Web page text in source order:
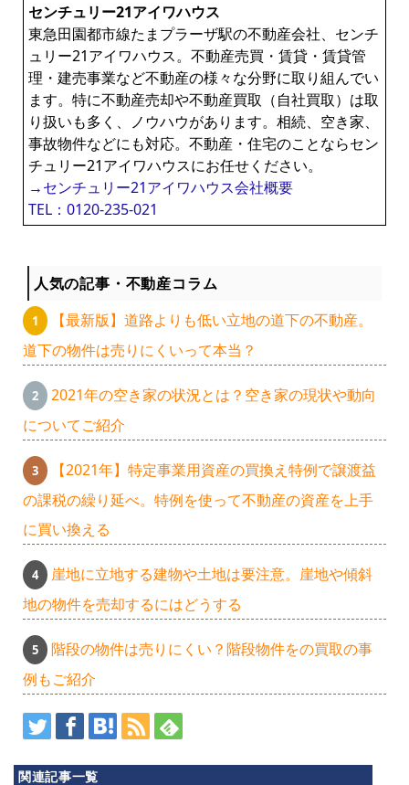
ラ
ミ
ネ
ス
センチュリー21アイワハウス
東急田園都市線たまプラーザ駅の不動産会社、センチ
ュリー21アイワハウス。不動産売買・賃貸・賃貸管
理・建売事業など不動産の様々な分野に取り組んでい
ます。特に不動産売却や不動産買取（自社買取）は取
り扱いも多く、ノウハウがあります。相続、空き家、
事故物件などにも対応。不動産・住宅のことならセン
チュリー21アイワハウスにお任せください。
→センチュリー21アイワハウス会社概要
TEL：0120-235-021
人気の記事・不動産コラム
【最新版】道路よりも低い立地の道下の不動産。
道下の物件は売りにくいって本当？
2021年の空き家の状況とは？空き家の現状や動向
についてご紹介
【2021年】特定事業用資産の買換え特例で譲渡益
の課税の繰り延べ。特例を使って不動産の資産を上手
に買い換える
崖地に立地する建物や土地は要注意。崖地や傾斜
地の物件を売却するにはどうする
階段の物件は売りにくい？階段物件をの買取の事
例もご紹介
関連記事一覧